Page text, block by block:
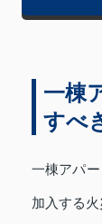
一棟
すべ
一棟アパ
加入する火